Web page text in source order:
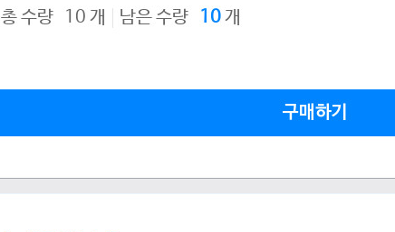
총 수량 10 개
남은 수량 10개
구매하기